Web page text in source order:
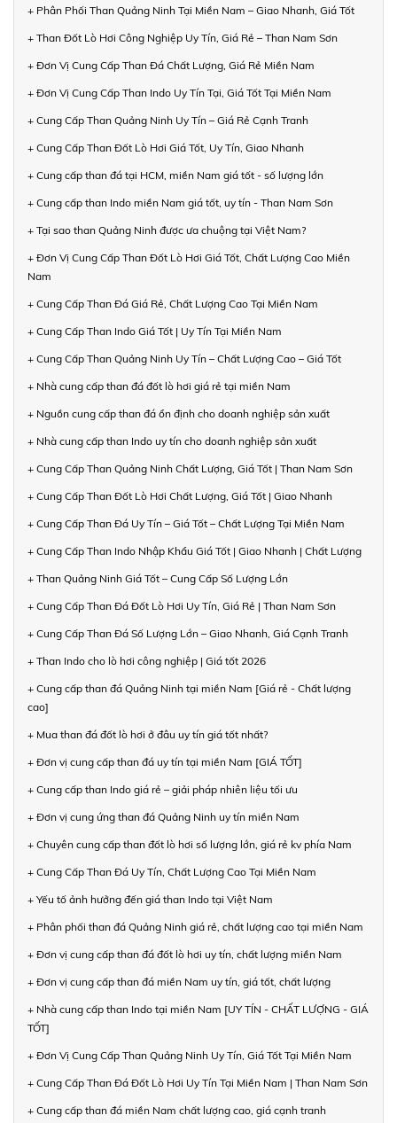
+ Phân Phối Than Quảng Ninh Tại Miền Nam – Giao Nhanh, Giá Tốt
+ Than Đốt Lò Hơi Công Nghiệp Uy Tín, Giá Rẻ – Than Nam Sơn
+ Đơn Vị Cung Cấp Than Đá Chất Lượng, Giá Rẻ Miền Nam
+ Đơn Vị Cung Cấp Than Indo Uy Tín Tại, Giá Tốt Tại Miền Nam
+ Cung Cấp Than Quảng Ninh Uy Tín – Giá Rẻ Cạnh Tranh
+ Cung Cấp Than Đốt Lò Hơi Giá Tốt, Uy Tín, Giao Nhanh
+ Cung cấp than đá tại HCM, miền Nam giá tốt - số lượng lớn
+ Cung cấp than Indo miền Nam giá tốt, uy tín - Than Nam Sơn
+ Tại sao than Quảng Ninh được ưa chuộng tại Việt Nam?
+ Đơn Vị Cung Cấp Than Đốt Lò Hơi Giá Tốt, Chất Lượng Cao Miền
Nam
+ Cung Cấp Than Đá Giá Rẻ, Chất Lượng Cao Tại Miền Nam
+ Cung Cấp Than Indo Giá Tốt | Uy Tín Tại Miền Nam
+ Cung Cấp Than Quảng Ninh Uy Tín – Chất Lượng Cao – Giá Tốt
+ Nhà cung cấp than đá đốt lò hơi giá rẻ tại miền Nam
+ Nguồn cung cấp than đá ổn định cho doanh nghiệp sản xuất
+ Nhà cung cấp than Indo uy tín cho doanh nghiệp sản xuất
+ Cung Cấp Than Quảng Ninh Chất Lượng, Giá Tốt | Than Nam Sơn
+ Cung Cấp Than Đốt Lò Hơi Chất Lượng, Giá Tốt | Giao Nhanh
+ Cung Cấp Than Đá Uy Tín – Giá Tốt – Chất Lượng Tại Miền Nam
+ Cung Cấp Than Indo Nhập Khẩu Giá Tốt | Giao Nhanh | Chất Lượng
+ Than Quảng Ninh Giá Tốt – Cung Cấp Số Lượng Lớn
+ Cung Cấp Than Đá Đốt Lò Hơi Uy Tín, Giá Rẻ | Than Nam Sơn
+ Cung Cấp Than Đá Số Lượng Lớn – Giao Nhanh, Giá Cạnh Tranh
+ Than Indo cho lò hơi công nghiệp | Giá tốt 2026
+ Cung cấp than đá Quảng Ninh tại miền Nam [Giá rẻ - Chất lượng
cao]
+ Mua than đá đốt lò hơi ở đâu uy tín giá tốt nhất?
+ Đơn vị cung cấp than đá uy tín tại miền Nam [GIÁ TỐT]
+ Cung cấp than Indo giá rẻ – giải pháp nhiên liệu tối ưu
+ Đơn vị cung ứng than đá Quảng Ninh uy tín miền Nam
+ Chuyên cung cấp than đốt lò hơi số lượng lớn, giá rẻ kv phía Nam
+ Cung Cấp Than Đá Uy Tín, Chất Lượng Cao Tại Miền Nam
+ Yếu tố ảnh hưởng đến giá than Indo tại Việt Nam
+ Phân phối than đá Quảng Ninh giá rẻ, chất lượng cao tại miền Nam
+ Đơn vị cung cấp than đá đốt lò hơi uy tín, chất lượng miền Nam
+ Đơn vị cung cấp than đá miền Nam uy tín, giá tốt, chất lượng
+ Nhà cung cấp than Indo tại miền Nam [UY TÍN - CHẤT LƯỢNG - GIÁ
TỐT]
+ Đơn Vị Cung Cấp Than Quảng Ninh Uy Tín, Giá Tốt Tại Miền Nam
+ Cung Cấp Than Đá Đốt Lò Hơi Uy Tín Tại Miền Nam | Than Nam Sơn
+ Cung cấp than đá miền Nam chất lượng cao, giá cạnh tranh